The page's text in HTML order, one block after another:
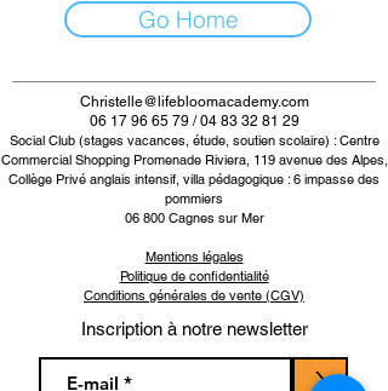
Go Home
Christelle@lifebloomacademy.com
06 17 96 65 79 / 04 83 32 81 29
Social Club (stages vacances, étude, soutien scolaire) : Centre
Commercial Shopping Promenade Riviera, 119 avenue des Alpes,
Collège Privé anglais intensif, villa pédagogique : 6 impasse des
pommiers
06 800 Cagnes sur Mer
Mentions légales
Politique de confidentialité
Conditions générales de vente (CGV)
Inscription à notre newsletter
>